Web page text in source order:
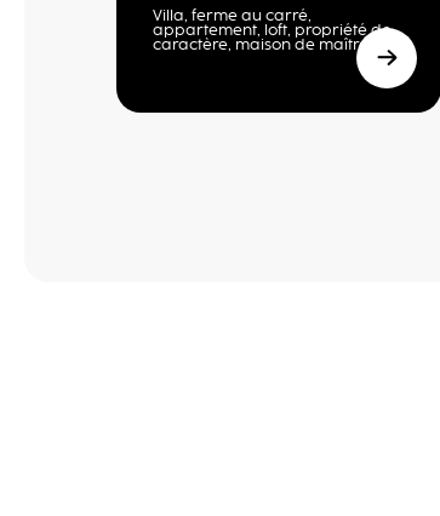
Villa, ferme au carré,
appartement, loft, propriété de
caractère, maison de maître,…